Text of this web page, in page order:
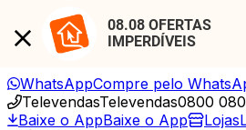
08.08 OFERTAS
IMPERDÍVEIS
WhatsAppCompre pelo
TelevendasTelevendas0800
Baixe o AppBaixe o App Lojas